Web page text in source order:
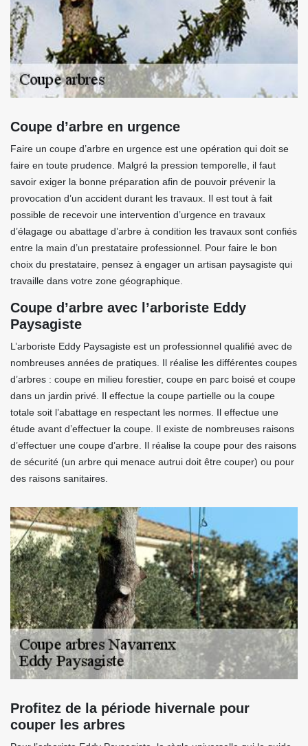
Coupe d’arbre en urgence
Faire un coupe d’arbre en urgence est une opération qui doit se
faire en toute prudence. Malgré la pression temporelle, il faut
savoir exiger la bonne préparation afin de pouvoir prévenir la
provocation d’un accident durant les travaux. Il est tout à fait
possible de recevoir une intervention d’urgence en travaux
d’élagage ou abattage d’arbre à condition les travaux sont confiés
entre la main d’un prestataire professionnel. Pour faire le bon
choix du prestataire, pensez à engager un artisan paysagiste qui
travaille dans votre zone géographique.
Coupe d’arbre avec l’arboriste Eddy
Paysagiste
L’arboriste Eddy Paysagiste est un professionnel qualifié avec de
nombreuses années de pratiques. Il réalise les différentes coupes
d’arbres : coupe en milieu forestier, coupe en parc boisé et coupe
dans un jardin privé. Il effectue la coupe partielle ou la coupe
totale soit l’abattage en respectant les normes. Il effectue une
étude avant d’effectuer la coupe. Il existe de nombreuses raisons
d’effectuer une coupe d’arbre. Il réalise la coupe pour des raisons
de sécurité (un arbre qui menace autrui doit être couper) ou pour
des raisons sanitaires.
Profitez de la période hivernale pour
couper les arbres